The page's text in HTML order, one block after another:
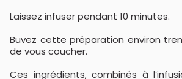
Laissez infuser pendant 10 minutes.
Buvez cette préparation environ
de vous coucher.
Ces ingrédients, combinés à